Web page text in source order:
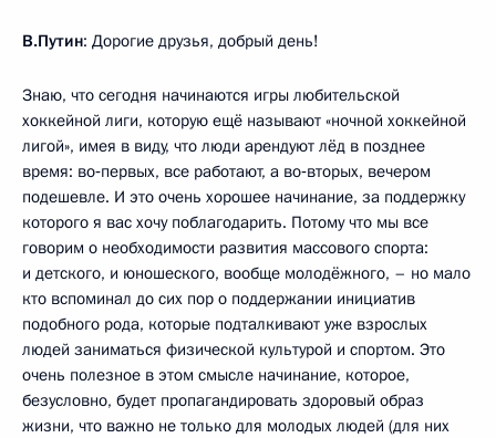
В.Путин: Дорогие друзья, добрый день!
Знаю, что сегодня начинаются игры любительской
хоккейной лиги, которую ещё называют «ночной хоккейной
лигой», имея в виду, что люди арендуют лёд в позднее
время: во‑первых, все работают, а во‑вторых, вечером
подешевле. И это очень хорошее начинание, за поддержку
которого я вас хочу поблагодарить. Потому что мы все
говорим о необходимости развития массового спорта:
и детского, и юношеского, вообще молодёжного, – но мало
кто вспоминал до сих пор о поддержании инициатив
подобного рода, которые подталкивают уже взрослых
людей заниматься физической культурой и спортом. Это
очень полезное в этом смысле начинание, которое,
безусловно, будет пропагандировать здоровый образ
жизни, что важно не только для молодых людей (для них